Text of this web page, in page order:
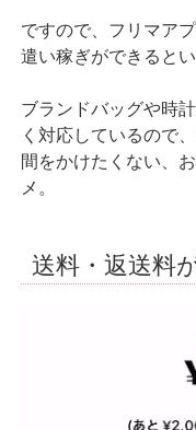
ですので、フリマア
遣い稼ぎができると
ブランドバッグや時
く対応しているので
間をかけたくない、
メ。
送料・返送料